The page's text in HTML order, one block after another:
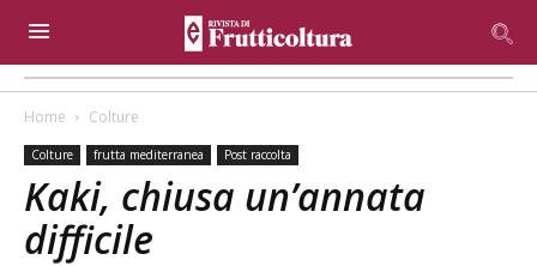
Home Colture
Colture frutta mediterranea Post raccolta
Kaki, chiusa un’annata
difficile